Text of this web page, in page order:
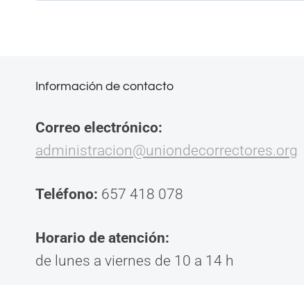
Información de contacto
Correo electrónico:
administracion@uniondecorrectores.org
Teléfono: 657 418 078
Horario de atención:
de lunes a viernes de 10 a 14 h